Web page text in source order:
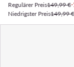
Regulärer Preis149,99 €
Niedrigster Preis149,99 €